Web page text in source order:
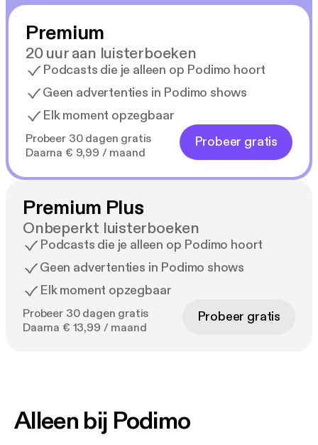
Premium
20 uur aan luisterboeken
Podcasts die je alleen op Podimo hoort
Geen advertenties in Podimo shows
Elk moment opzegbaar
Probeer 30 dagen gratis
Daarna € 9,99 / maand
Probeer gratis
Premium Plus
Onbeperkt luisterboeken
Podcasts die je alleen op Podimo hoort
Geen advertenties in Podimo shows
Elk moment opzegbaar
Probeer 30 dagen gratis
Daarna € 13,99 / maand
Probeer gratis
Alleen bij Podimo